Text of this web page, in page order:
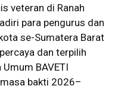
veteran di Ranah
para pengurus dan
se-Sumatera Barat
dan terpilih
BAVETI
bakti 2026–